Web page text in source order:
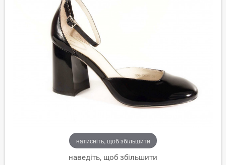
натисніть, щоб збільшити
наведіть, щоб збільшити